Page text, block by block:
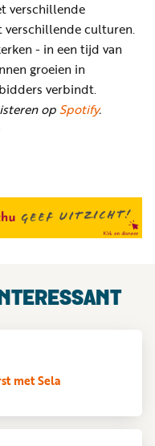
verschillende
verschillende culturen.
- in een tijd van
groeien in
verbindt.
opSpotify.
met Sela